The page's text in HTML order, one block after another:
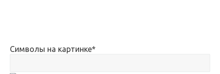
Символы на картинке*